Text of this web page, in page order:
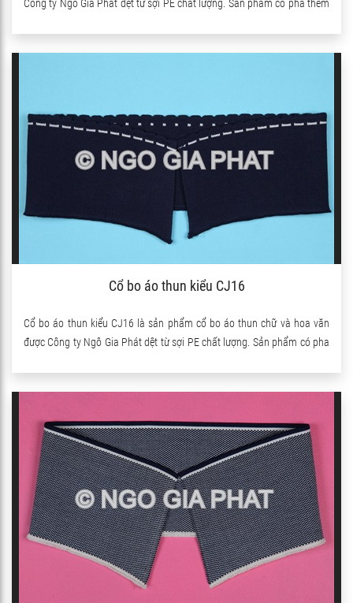
Công ty Ngô Gia Phát dệt từ sợi PE chất lượng. Sản phẩm có pha thêm
Cổ bo áo thun kiểu CJ16
Cổ bo áo thun kiểu CJ16 là sản phẩm cổ bo áo thun chữ và hoa văn
được Công ty Ngô Gia Phát dệt từ sợi PE chất lượng. Sản phẩm có pha